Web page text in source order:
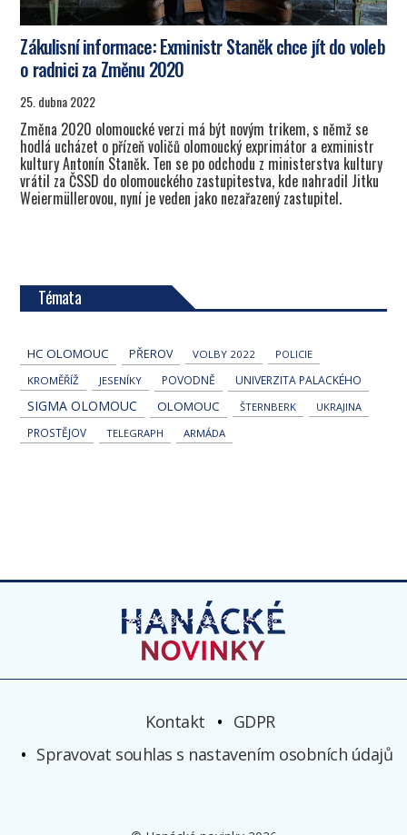
Zákulisní informace: Exministr Staněk chce jít do voleb
o radnici za Změnu 2020
25. dubna 2022
Změna 2020 olomoucké verzi má být novým trikem, s němž se
hodlá ucházet o přízeň voličů olomoucký exprimátor a exministr
kultury Antonín Staněk. Ten se po odchodu z ministerstva kultury
vrátil za ČSSD do olomouckého zastupitestva, kde nahradil Jitku
Weiermüllerovou, nyní je veden jako nezařazený zastupitel.
Témata
HC OLOMOUC PŘEROV VOLBY 2022
POLICIE
KROMĚŘÍŽ
JESENÍKY POVODNĚ UNIVERZITA PALACKÉHO
SIGMA OLOMOUC OLOMOUC ŠTERNBERK UKRAJINA
PROSTĚJOV TELEGRAPH ARMÁDA
Kontakt
GDPR
Spravovat souhlas s nastavením osobních údajů